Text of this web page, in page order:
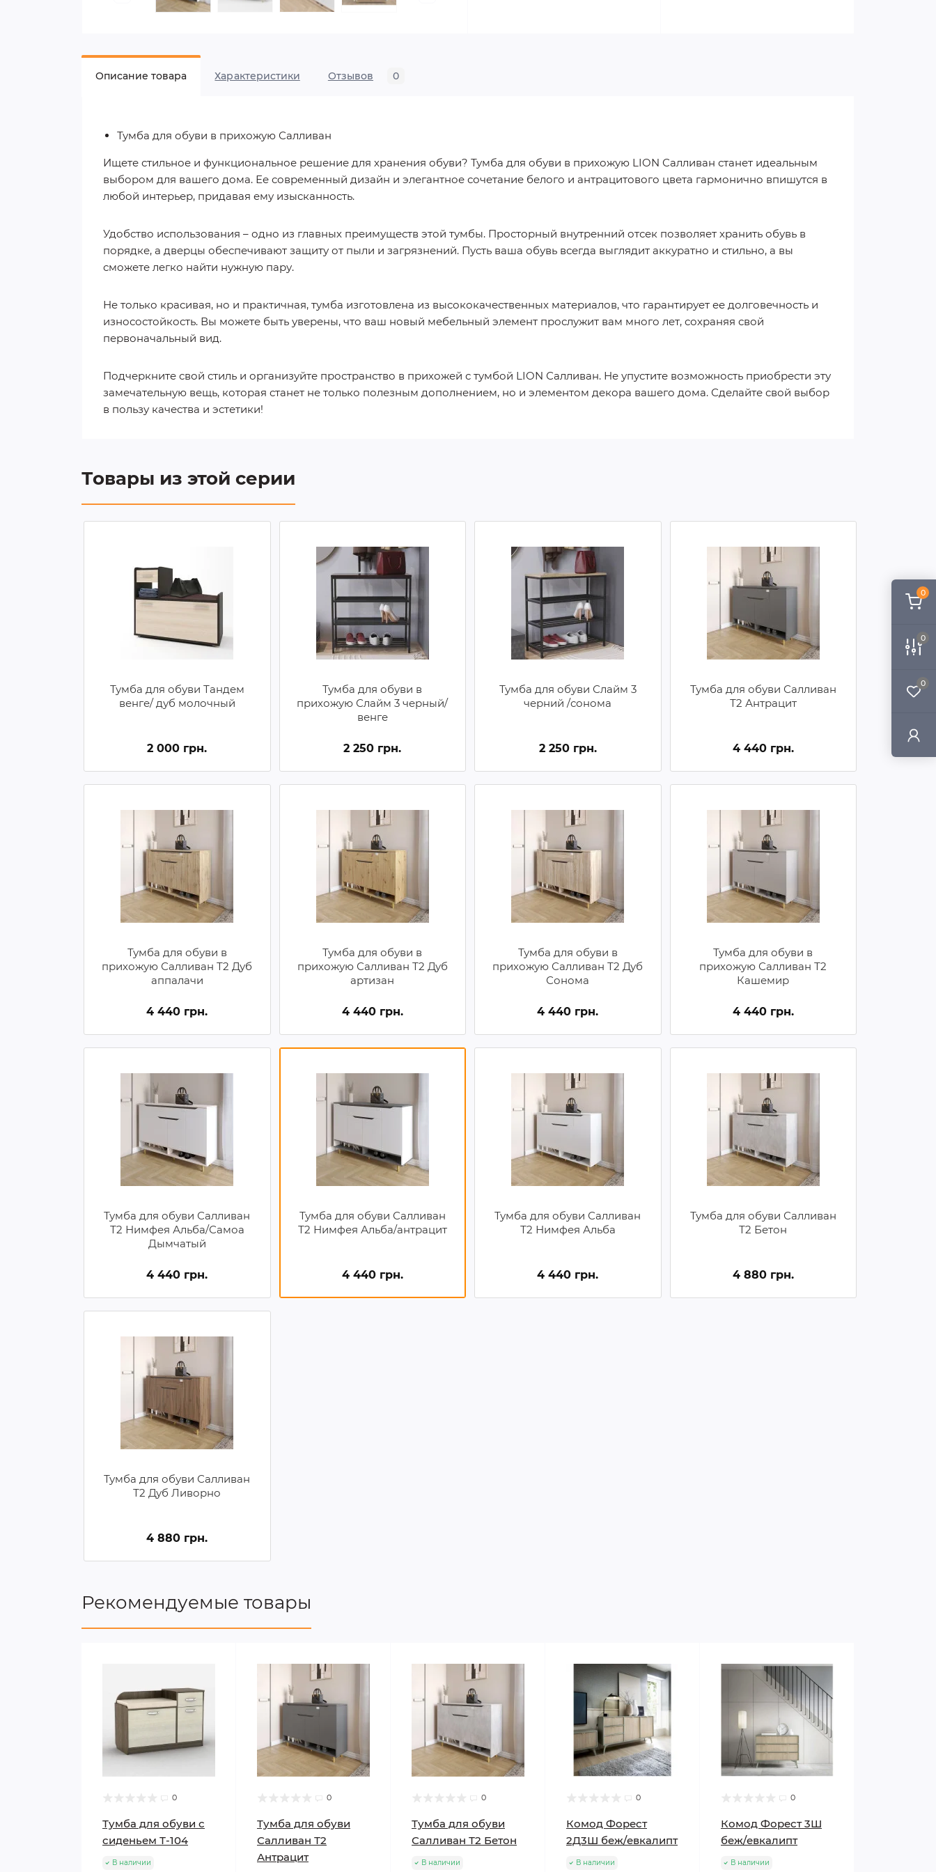
0
0
0
Описание товара Характеристики Отзывов 0
Тумба для обуви в прихожую Салливан
Ищете стильное и функциональное решение для хранения обуви? Тумба для обуви в прихожую LION Салливан станет идеальным
выбором для вашего дома. Ее современный дизайн и элегантное сочетание белого и антрацитового цвета гармонично впишутся в
любой интерьер, придавая ему изысканность.
Удобство использования – одно из главных преимуществ этой тумбы. Просторный внутренний отсек позволяет хранить обувь в
порядке, а дверцы обеспечивают защиту от пыли и загрязнений. Пусть ваша обувь всегда выглядит аккуратно и стильно, а вы
сможете легко найти нужную пару.
Не только красивая, но и практичная, тумба изготовлена из высококачественных материалов, что гарантирует ее долговечность и
износостойкость. Вы можете быть уверены, что ваш новый мебельный элемент прослужит вам много лет, сохраняя свой
первоначальный вид.
Подчеркните свой стиль и организуйте пространство в прихожей с тумбой LION Салливан. Не упустите возможность приобрести эту
замечательную вещь, которая станет не только полезным дополнением, но и элементом декора вашего дома. Сделайте свой выбор
в пользу качества и эстетики!
Товары из этой серии
Тумба для обуви Тандем
венге/ дуб молочный
2 000 грн.
Тумба для обуви в
прихожую Слайм 3 черный/
венге
2 250 грн.
Тумба для обуви Слайм 3
черний /сонома
2 250 грн.
Тумба для обуви Салливан
Т2 Антрацит
4 440 грн.
Тумба для обуви в
прихожую Салливан Т2 Дуб
аппалачи
4 440 грн.
Тумба для обуви в
прихожую Салливан Т2 Дуб
артизан
4 440 грн.
Тумба для обуви в
прихожую Салливан Т2 Дуб
Сонома
4 440 грн.
Тумба для обуви в
прихожую Салливан Т2
Кашемир
4 440 грн.
Тумба для обуви Салливан
Т2 Нимфея Альба/Самоа
Дымчатый
4 440 грн.
Тумба для обуви Салливан
Т2 Нимфея Альба/антрацит
4 440 грн.
Тумба для обуви Салливан
Т2 Нимфея Альба
4 440 грн.
Тумба для обуви Салливан
Т2 Бетон
4 880 грн.
Тумба для обуви Салливан
Т2 Дуб Ливорно
4 880 грн.
Рекомендуемые товары
0
Тумба для обуви с
сиденьем Т-104
В наличии
0
Тумба для обуви
Салливан Т2
Антрацит
0
Тумба для обуви
Салливан Т2 Бетон
В наличии
0
Комод Форест
2Д3Ш беж/евкалипт
В наличии
0
Комод Форест 3Ш
беж/евкалипт
В наличии